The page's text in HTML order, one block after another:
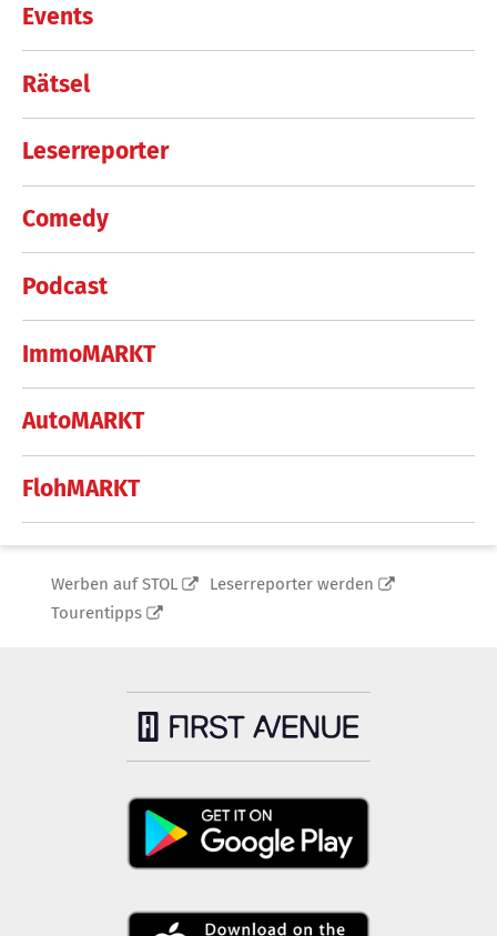
Events
Rätsel
Leserreporter
Comedy
Podcast
ImmoMARKT
AutoMARKT
FlohMARKT
Werben auf STOL
Leserreporter werden
Tourentipps